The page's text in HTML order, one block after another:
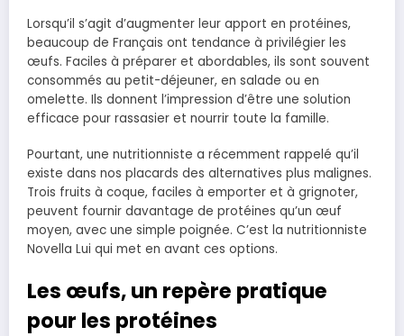
Lorsqu’il s’agit d’augmenter leur apport en protéines,
beaucoup de Français ont tendance à privilégier les
œufs. Faciles à préparer et abordables, ils sont souvent
consommés au petit-déjeuner, en salade ou en
omelette. Ils donnent l’impression d’être une solution
efficace pour rassasier et nourrir toute la famille.
Pourtant, une nutritionniste a récemment rappelé qu’il
existe dans nos placards des alternatives plus malignes.
Trois fruits à coque, faciles à emporter et à grignoter,
peuvent fournir davantage de protéines qu’un œuf
moyen, avec une simple poignée. C’est la nutritionniste
Novella Lui qui met en avant ces options.
Les œufs, un repère pratique
pour les protéines